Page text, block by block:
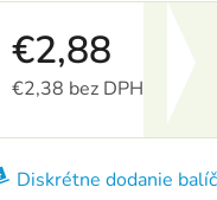
€2,88
€2,38 bez DPH
Diskrétne dodanie